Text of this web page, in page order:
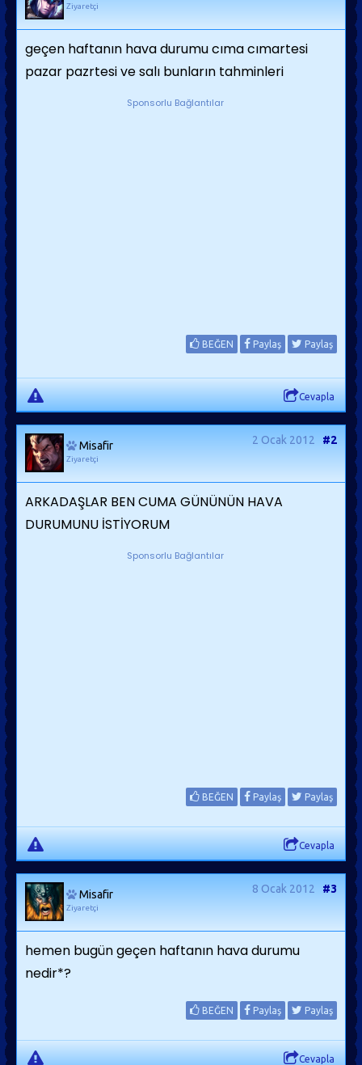
Ziyaretçi
geçen haftanın hava durumu cıma cımartesi
pazar pazrtesi ve salı bunların tahminleri
Sponsorlu Bağlantılar
BEĞEN Paylaş Paylaş
Cevapla
Misafir
Ziyaretçi
2 Ocak 2012 #2
ARKADAŞLAR BEN CUMA GÜNÜNÜN HAVA
DURUMUNU İSTİYORUM
Sponsorlu Bağlantılar
BEĞEN Paylaş Paylaş
Cevapla
Misafir
Ziyaretçi
8 Ocak 2012 #3
hemen bugün geçen haftanın hava durumu
nedir*?
BEĞEN Paylaş Paylaş
Cevapla